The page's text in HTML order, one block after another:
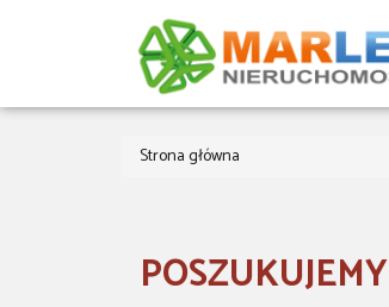
Strona główna
POSZUKUJEMY